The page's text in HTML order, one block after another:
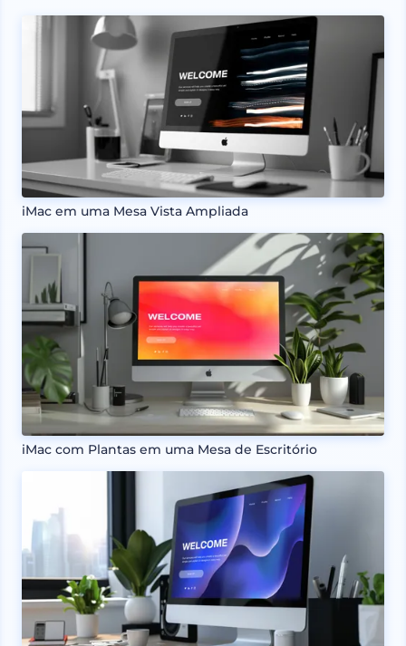
iMac em uma Mesa Vista Ampliada
iMac com Plantas em uma Mesa de Escritório